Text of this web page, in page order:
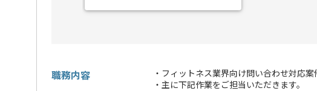
職務内容
・フィットネス業界向け問い合わせ対応案
・主に下記作業をご担当いただきます。